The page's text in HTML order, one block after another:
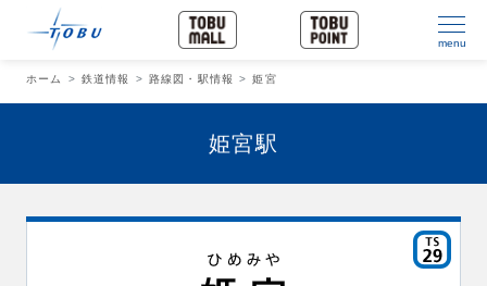
menu
ホーム 鉄道情報 路線図・駅情報 姫宮
姫宮駅